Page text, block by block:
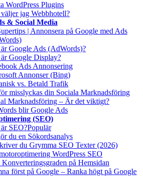
WordPress Plugins
jag Webbhotell?
& Social Media
| Annonsera på Google med Ads
Google Ads (AdWords)?
Google Display?
Ads Annonsering
Annonser (Bing)
vs. Betald Trafik
misslyckas din Sociala Marknadsföring
Marknadsföring – Är det viktigt?
blir Google Ads
(SEO)
SEO?Populär
du en Sökordsanalys
du Grymma SEO Texter (2026)
WordPress SEO
på Hemsidan
först på Google – Ranka högt på Google